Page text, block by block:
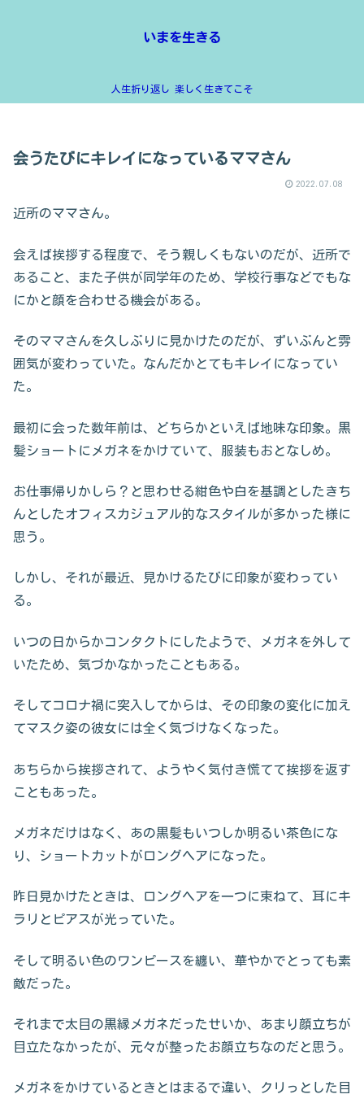
いまを生きる
人生折り返し 楽しく生きてこそ
会うたびにキレイになっているママさん
2022.07.08
近所のママさん。
会えば挨拶する程度で、そう親しくもないのだが、近所で
あること、また子供が同学年のため、学校行事などでもな
にかと顔を合わせる機会がある。
そのママさんを久しぶりに見かけたのだが、ずいぶんと雰
囲気が変わっていた。なんだかとてもキレイになってい
た。
最初に会った数年前は、どちらかといえば地味な印象。黒
髪ショートにメガネをかけていて、服装もおとなしめ。
お仕事帰りかしら？と思わせる紺色や白を基調としたきち
んとしたオフィスカジュアル的なスタイルが多かった様に
思う。
しかし、それが最近、見かけるたびに印象が変わってい
る。
いつの日からかコンタクトにしたようで、メガネを外して
いたため、気づかなかったこともある。
そしてコロナ禍に突入してからは、その印象の変化に加え
てマスク姿の彼女には全く気づけなくなった。
あちらから挨拶されて、ようやく気付き慌てて挨拶を返す
こともあった。
メガネだけはなく、あの黒髪もいつしか明るい茶色にな
り、ショートカットがロングヘアになった。
昨日見かけたときは、ロングヘアを一つに束ねて、耳にキ
ラリとピアスが光っていた。
そして明るい色のワンピースを纏い、華やかでとっても素
敵だった。
それまで太目の黒縁メガネだったせいか、あまり顔立ちが
目立たなかったが、元々が整ったお顔立ちなのだと思う。
メガネをかけているときとはまるで違い、クリっとした目